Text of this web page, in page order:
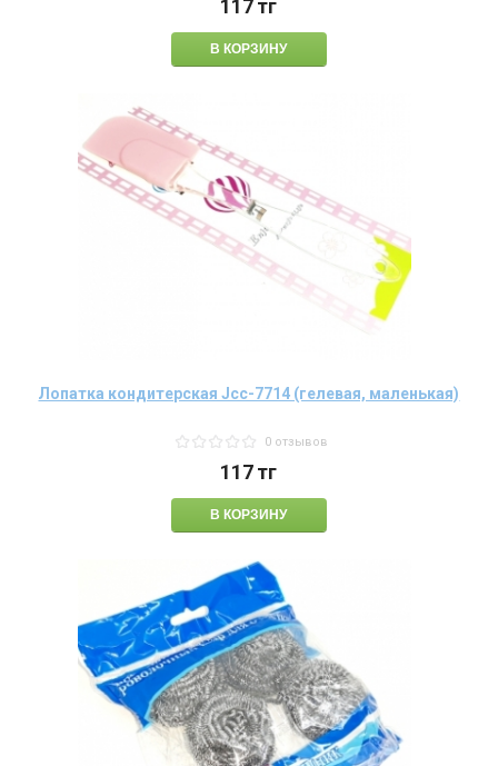
117тг
Лопатка кондитерская Jcc-7714 (гелевая, маленькая)
0 отзывов
117тг